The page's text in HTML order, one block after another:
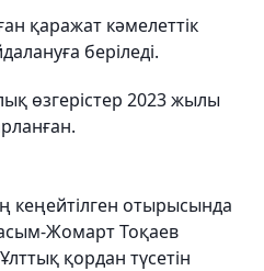
қаражат кәмелеттік
беріледі.
өзгерістер 2023 жылы
кеңейтілген отырысында
Жомарт Тоқаев
қордан түсетін